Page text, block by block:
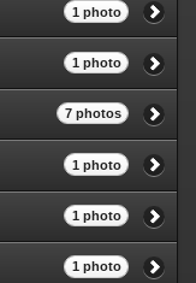
1 photo
1 photo
7 photos
1 photo
1 photo
1 photo